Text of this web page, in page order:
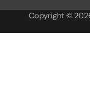
Copyright ©